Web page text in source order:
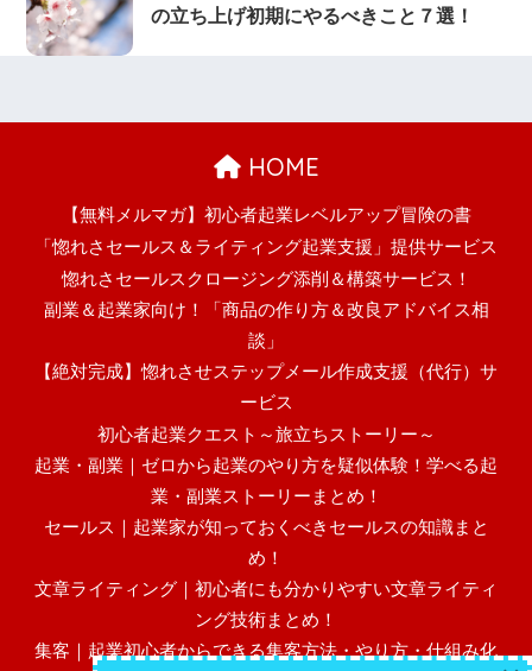
の立ち上げ初期にやるべきこと７選！
HOME
【無料メルマガ】初心者起業レベルアップ冒険の書
「惚れさセールス＆ライティング起業支援」提供サービス
惚れさセールスクロージング添削＆構築サービス！
副業＆起業家向け！「商品の作り方＆改良アドバイス相
談」
【絶対完成】惚れさせステップメール作成支援（代行）サ
ービス
初心者起業クエスト～旅立ちストーリー～
起業・副業｜ゼロから起業のやり方を疑似体験！学べる起
業・副業ストーリーまとめ！
セールス｜起業家が知っておくべきセールスの知識まと
め！
文章ライティング｜初心者にも分かりやすい文章ライティ
ング技術まとめ！
集客｜起業初心者からできる集客方法・やり方・仕組み化